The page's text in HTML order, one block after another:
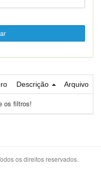
Descrição Arquivo
os filtros!
os direitos reservados.